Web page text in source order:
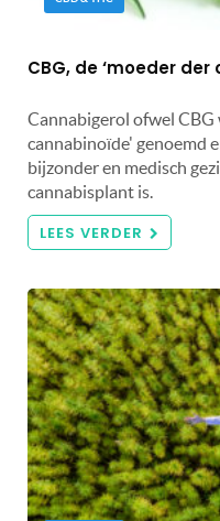
CBG, de ‘moeder
Cannabigerol ofwel
cannabinoïde' genoemd
bijzonder en medisch
cannabisplant is.
LEES VERDER